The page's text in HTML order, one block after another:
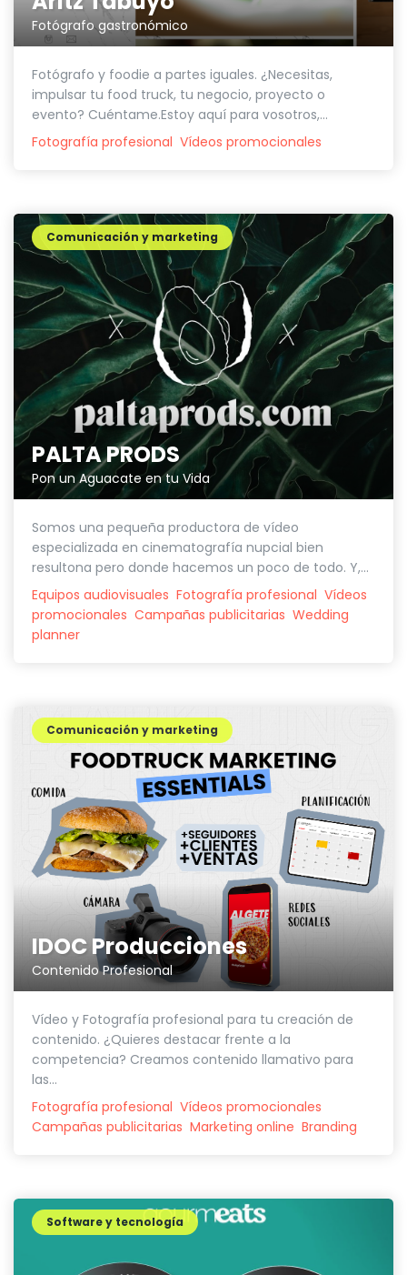
Fotógrafo gastronómico
Fotógrafo y foodie a partes iguales. ¿Necesitas,
impulsar tu food truck, tu negocio, proyecto o
evento? Cuéntame.Estoy aquí para vosotros,...
Fotografía profesional Vídeos promocionales
PALTA PRODS
Pon un Aguacate en tu Vida
Comunicación y marketing
Somos una pequeña productora de vídeo
especializada en cinematografía nupcial bien
resultona pero donde hacemos un poco de todo. Y,...
Equipos audiovisuales Fotografía profesional Vídeos
promocionales Campañas publicitarias Wedding
planner
IDOC Producciones
Contenido Profesional
Comunicación y marketing
Vídeo y Fotografía profesional para tu creación de
contenido. ¿Quieres destacar frente a la
competencia? Creamos contenido llamativo para
las...
Fotografía profesional Vídeos promocionales
Campañas publicitarias Marketing online Branding
Software y tecnología